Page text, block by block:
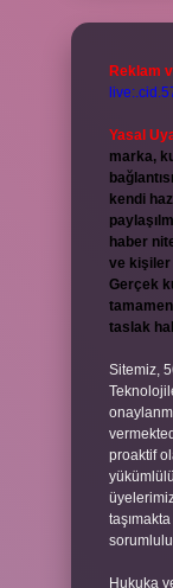
Reklam
Yasal
marka,
kendi
haber
ve kişiler
Gerçek
taslak
Sitemiz,
proaktif
Hukuka